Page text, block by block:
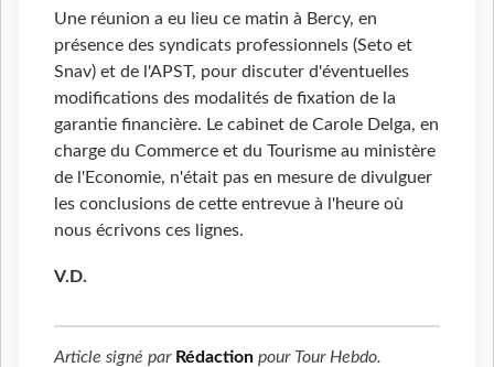
Une réunion a eu lieu ce matin à Bercy, en
présence des syndicats professionnels (Seto et
Snav) et de l'APST, pour discuter d'éventuelles
modifications des modalités de fixation de la
garantie financière. Le cabinet de Carole Delga, en
charge du Commerce et du Tourisme au ministère
de l'Economie, n'était pas en mesure de divulguer
les conclusions de cette entrevue à l'heure où
nous écrivons ces lignes.
V.D.
Article signé par Rédaction pour Tour Hebdo.